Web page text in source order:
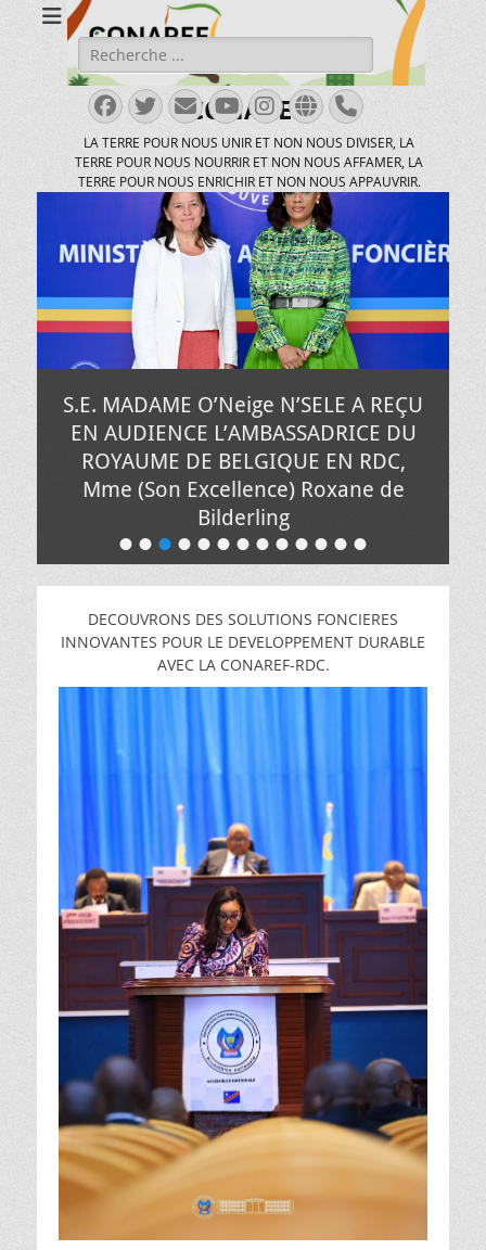
CONAREF
LA TERRE POUR NOUS UNIR ET NON NOUS DIVISER, LA
TERRE POUR NOUS NOURRIR ET NON NOUS AFFAMER, LA
TERRE POUR NOUS ENRICHIR ET NON NOUS APPAUVRIR.
Rechercher :
Facebook
Twitter
E-
mail
YouTube
Instagram
Site
web
Tél
•••••••••••••
S.E. MADAME O’Neige N’SELE A REÇU
EN AUDIENCE L’AMBASSADRICE DU
ROYAUME DE BELGIQUE EN RDC,
Mme (Son Excellence) Roxane de
Bilderling
le
de
Pacifique
MUNGANGA
DECOUVRONS DES SOLUTIONS FONCIERES
INNOVANTES POUR LE DEVELOPPEMENT DURABLE
AVEC LA CONAREF-RDC.